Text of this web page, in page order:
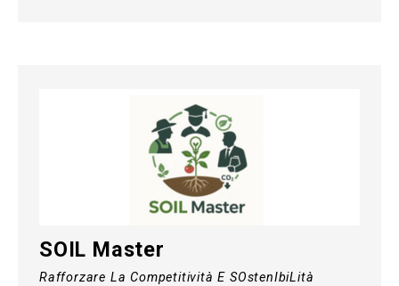
SOIL Master
Rafforzare La Competitività E SOstenIbiLità